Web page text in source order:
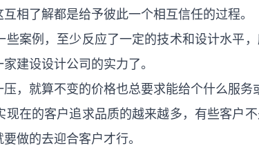
相了解都是给予彼此一个相互信任的过程。
些案例，至少反应了一定的技术和设计水平
建设设计公司的实力了。
，就算不变的价格也总要求能给个什么服务
在的客户追求品质的越来越多，有些客户
做的去迎合客户才行。